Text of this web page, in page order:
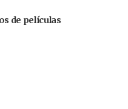
de películas